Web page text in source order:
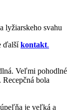
lyžiarskeho svahu
ďalšíkontakt.
Veľmi pohodlné
bola
je veľká a